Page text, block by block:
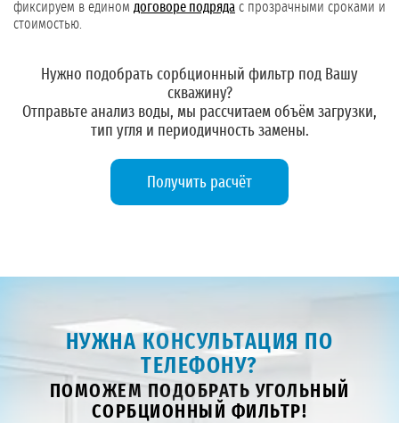
фиксируем в едином договоре подряда с прозрачными сроками и
стоимостью.
Нужно подобрать сорбционный фильтр под Вашу
скважину?
Отправьте анализ воды, мы рассчитаем объём загрузки,
тип угля и периодичность замены.
Получить расчёт
НУЖНА КОНСУЛЬТАЦИЯ ПО
ТЕЛЕФОНУ?
ПОМОЖЕМ ПОДОБРАТЬ УГОЛЬНЫЙ
СОРБЦИОННЫЙ ФИЛЬТР!